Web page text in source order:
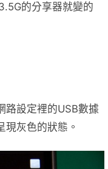
的分享器就變的
路設定裡的USB數據
灰色的狀態。